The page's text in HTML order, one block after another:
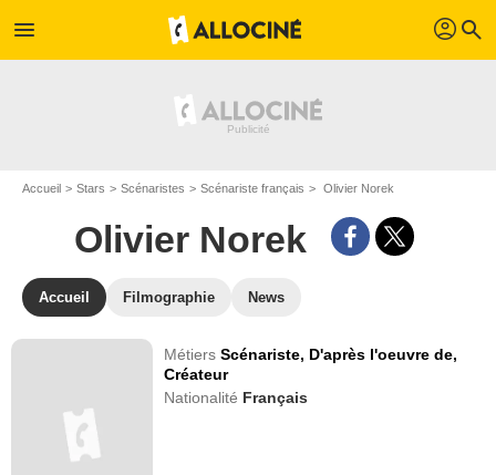
menu profil search
Accueil Stars Scénaristes Scénariste français Olivier Norek
Olivier Norek
Accueil Filmographie News
MétiersScénariste, D'après l'oeuvre de,
Créateur
Nationalité Français